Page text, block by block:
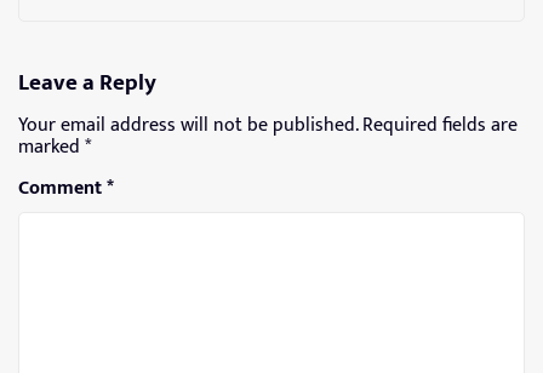
Leave a Reply
Your email address will not be published.Required fields are
marked*
Comment*